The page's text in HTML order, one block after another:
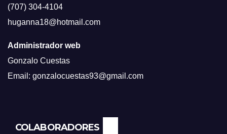
(707) 304-4104
huganna18@hotmail.com
Administrador web
Gonzalo Cuestas
Email: gonzalocuestas93@gmail.com
COLABORADORES